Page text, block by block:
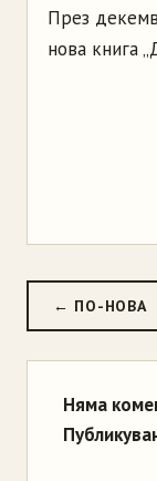
През
нова книга
← ПО-НОВА
Няма